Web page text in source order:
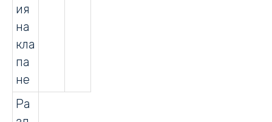
ия
на
кла
па
не
Ра